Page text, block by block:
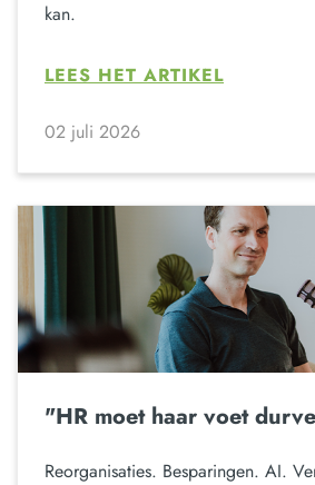
kan.
LEES HET ARTIKEL
02 juli 2026
"HR moet haar voet
Reorganisaties. Besparingen. AI.